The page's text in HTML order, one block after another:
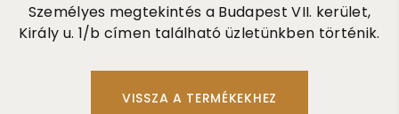
Személyes megtekintés a Budapest VII. kerület,
Király u. 1/b címen található üzletünkben történik.
VISSZA A TERMÉKEKHEZ